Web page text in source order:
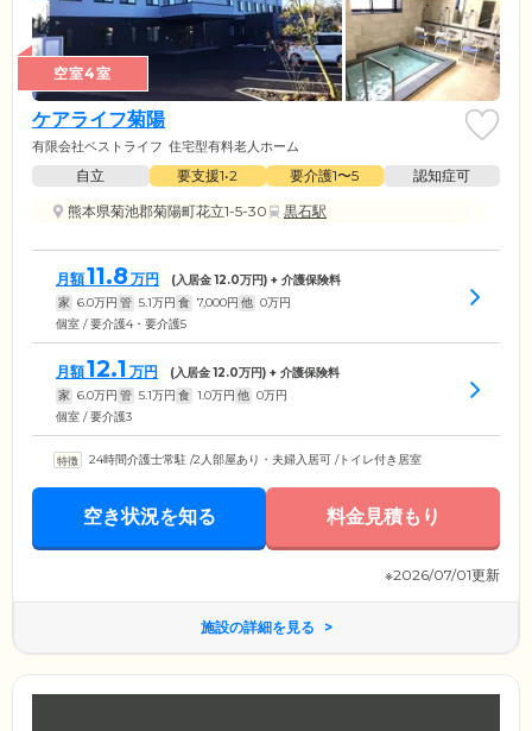
空室4室
ケアライフ菊陽
有限会社ベストライフ 住宅型有料老人ホーム
自立 要支援1•2 要介護1〜5
認知症可
熊本県菊池郡菊陽町花立1-5-30
黒石駅
月額11.8 万円 (入居金12.0万円) + 介護保険料
家 6.0万円 管 5.1万円 食 7,000円 他 0万円
個室 / 要介護4・要介護5
月額12.1 万円 (入居金12.0万円) + 介護保険料
家 6.0万円 管 5.1万円 食 1.0万円 他 0万円
個室 / 要介護3
24時間介護士常駐 /2人部屋あり・夫婦入居可 /トイレ付き居室
空き状況を知る 料金見積もり
※2026/07/01更新
施設の詳細を見る